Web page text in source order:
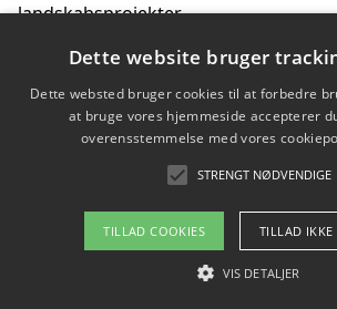
landskabsprojekter
Gør haven til et frirum for familien og
Copyright 2026 - Pilanto
Om / kontakt
Blog
Dette website bruger
Dette websted bruger cookies til at forbedre
at bruge vores hjemmeside accepterer
overensstemmelse med vores
STRENGT NØDVENDIGE
TILLAD COOKIES TILLAD IKKE
VIS DETALJER